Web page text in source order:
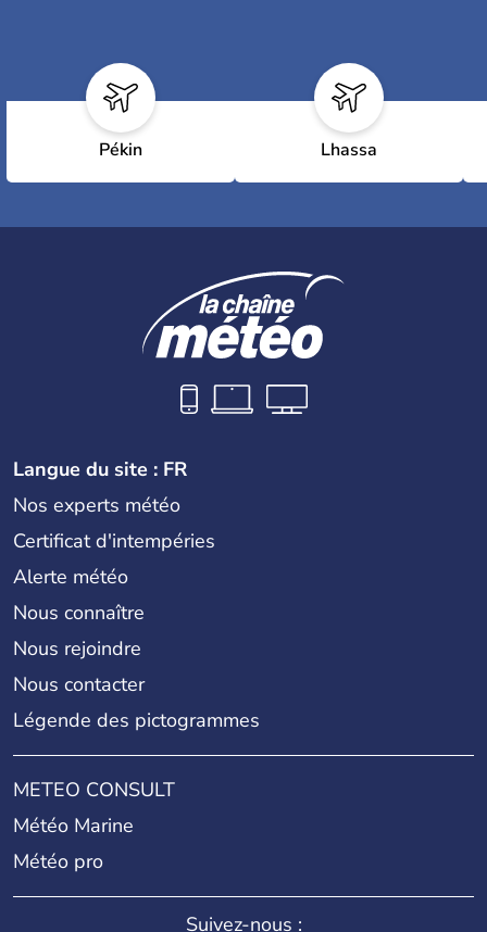
Pékin Lhassa
Langue du site : FR
Nos experts météo
Certificat d'intempéries
Alerte météo
Nous connaître
Nous rejoindre
Nous contacter
Légende des pictogrammes
METEO CONSULT
Météo Marine
Météo pro
Suivez-nous :